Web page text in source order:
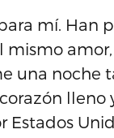
mí. Han
una noche